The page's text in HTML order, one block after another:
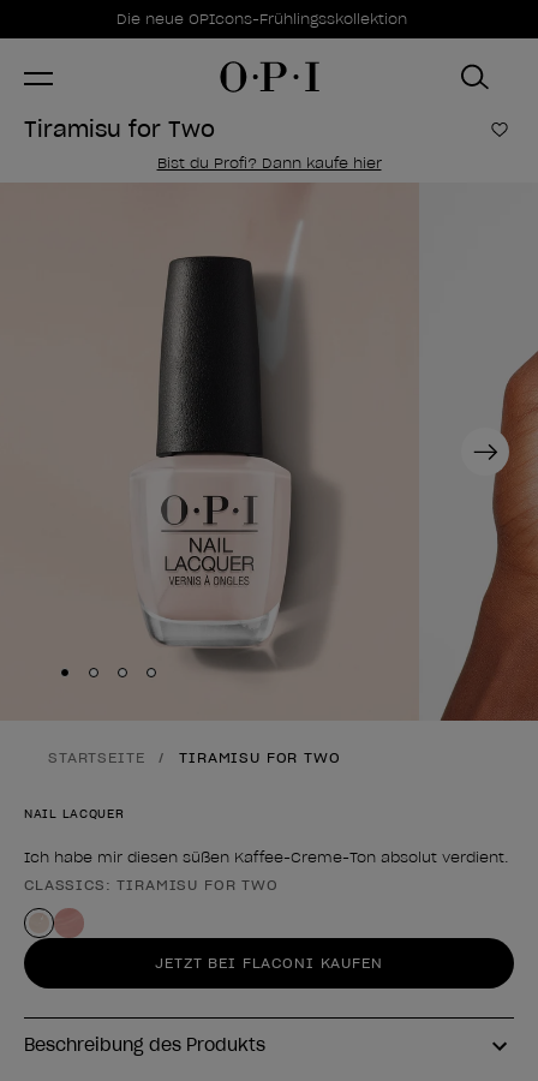
Sonderangebote
Die neue OPIcons-Frühlingsskollektion
Item 1 of 1
Tiramisu for Two Zur
Bist du Profi? Dann kaufe hier
Next
Skip to slide
Skip to slide
Skip to slide
Skip to slide
STARTSEITE TIRAMISU FOR TWO
NAIL LACQUER
Ich habe mir diesen süßen Kaffee-Creme-Ton absolut verdient.
Form des Produkts
CLASSICS: TIRAMISU FOR TWO
JETZT BEI FLACONI KAUFEN
Beschreibung des Produkts